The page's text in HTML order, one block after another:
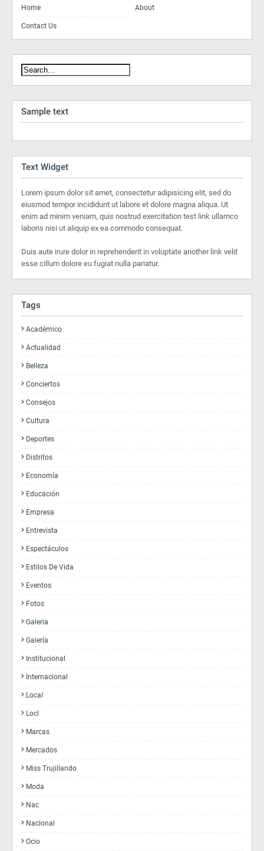
Home About
Contact Us
Sample text
Text Widget
Lorem ipsum dolor sit amet, consectetur adipisicing elit, sed do
eiusmod tempor incididunt ut labore et dolore magna aliqua. Ut
enim ad minim veniam, quis nostrud exercitation test link ullamco
laboris nisi ut aliquip ex ea commodo consequat.
Duis aute irure dolor in reprehenderit in voluptate another link velit
esse cillum dolore eu fugiat nulla pariatur.
Tags
Académico
Actualidad
Belleza
Conciertos
Consejos
Cultura
Deportes
Distritos
Economía
Educación
Empresa
Entrevista
Espectáculos
Estilos De Vida
Eventos
Fotos
Galeria
Galería
Institucional
Internacional
Local
Locl
Marcas
Mercados
Miss Trujillando
Moda
Nac
Nacional
Ocio